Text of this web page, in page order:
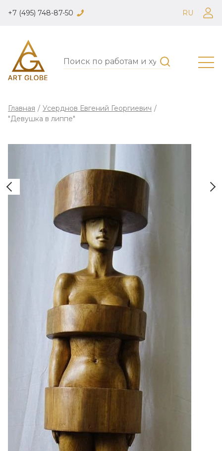
+7 (495) 748-87-50 RU
Главная / Усерднов Евгений Георгиевич /
"Девушка в липпе"